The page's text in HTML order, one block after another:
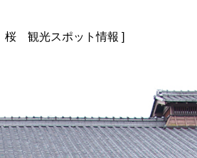
観光スポット情報 ]